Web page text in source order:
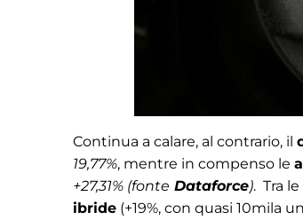
Continua a calare, al contrario, il
19,77%, mentre in compenso le
+27,31% (fonte Dataforce). Tra
ibride (+19%, con quasi 10mila